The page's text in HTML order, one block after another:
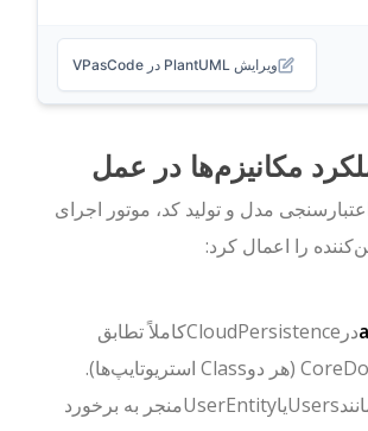
ویرایش PlantUML در VPasCode
مدل و تولید کد، موتور اجرای
CloudPersistenceکاملاً تطابق
(هر دوClassاستریوتایپ‌ها).
UsersیاUserEntityمنجر به برخورد